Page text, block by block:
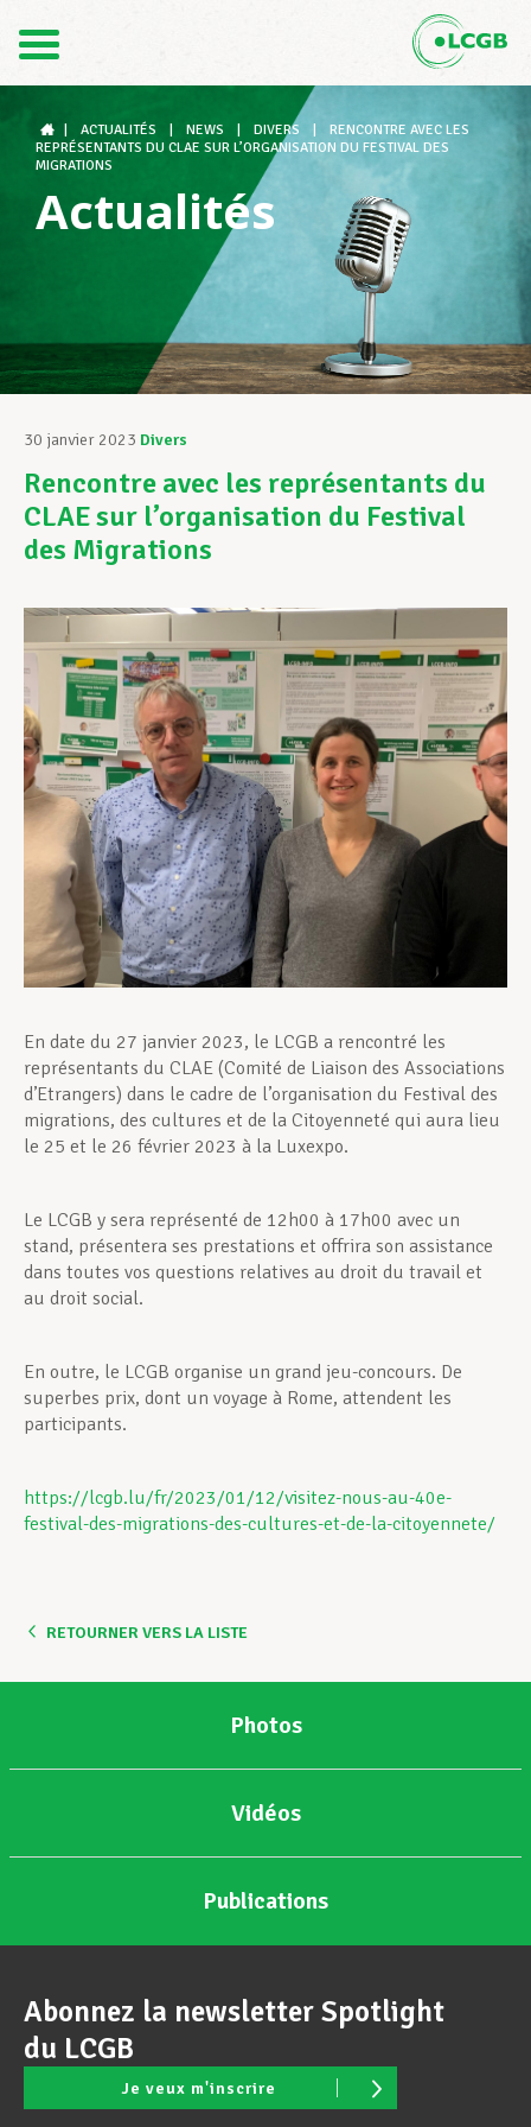
DE
Le LCGB
Structures syndicales
Assistance au Travail
Vos droits
Développement professionnel
Devenir Membre
Actualités
ACTUALITÉS NEWS DIVERS
RENCONTRE AVEC LES
REPRÉSENTANTS DU CLAE SUR L’ORGANISATION DU FESTIVAL DES
MIGRATIONS
Actualités
30 janvier 2023 Divers
Rencontre avec les représentants du
CLAE sur l’organisation du Festival
des Migrations
En date du 27 janvier 2023, le LCGB a rencontré les
représentants du CLAE (Comité de Liaison des Associations
d’Etrangers) dans le cadre de l’organisation du Festival des
migrations, des cultures et de la Citoyenneté qui aura lieu
le 25 et le 26 février 2023 à la Luxexpo.
Le LCGB y sera représenté de 12h00 à 17h00 avec un
stand, présentera ses prestations et offrira son assistance
dans toutes vos questions relatives au droit du travail et
au droit social.
En outre, le LCGB organise un grand jeu-concours. De
superbes prix, dont un voyage à Rome, attendent les
participants.
https://lcgb.lu/fr/2023/01/12/visitez-nous-au-40e-
festival-des-migrations-des-cultures-et-de-la-citoyennete/
RETOURNER VERS LA LISTE
Photos
Vidéos
Publications
Abonnez la newsletter Spotlight
du LCGB
Je veux m'inscrire